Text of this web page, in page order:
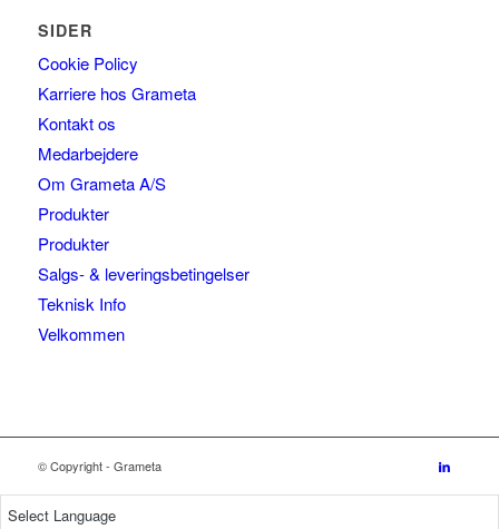
SIDER
Cookie Policy
Karriere hos Grameta
Kontakt os
Medarbejdere
Om Grameta A/S
Produkter
Produkter
Salgs- & leveringsbetingelser
Teknisk Info
Velkommen
© Copyright - Grameta